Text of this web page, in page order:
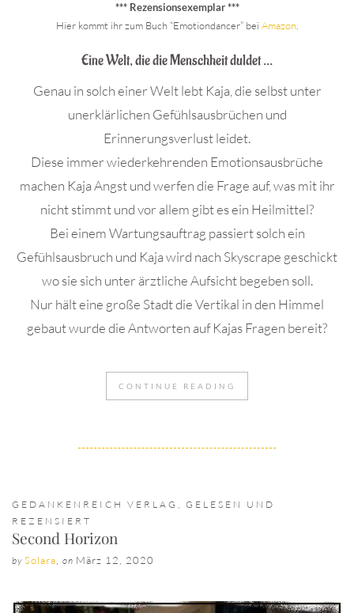
*** Rezensionsexemplar ***
Hier kommt ihr zum Buch “Emotiondancer” bei Amazon.
Eine Welt, die die Menschheit duldet …
Genau in solch einer Welt lebt Kaja, die selbst unter
unerklärlichen Gefühlsausbrüchen und
Erinnerungsverlust leidet.
Diese immer wiederkehrenden Emotionsausbrüche
machen Kaja Angst und werfen die Frage auf, was mit ihr
nicht stimmt und vor allem gibt es ein Heilmittel?
Bei einem Wartungsauftrag passiert solch ein
Gefühlsausbruch und Kaja wird nach Skyscrape geschickt
wo sie sich unter ärztliche Aufsicht begeben soll.
Nur hält eine große Stadt die Vertikal in den Himmel
gebaut wurde die Antworten auf Kajas Fragen bereit?
CONTINUE READING
GEDANKENREICH VERLAG , GELESEN UND
REZENSIERT
Second Horizon
by Solara on März 12, 2020